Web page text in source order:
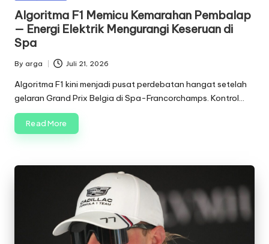
Algoritma F1 Memicu Kemarahan Pembalap
— Energi Elektrik Mengurangi Keseruan di
Spa
Posted
by
By arga Juli 21, 2026
Algoritma F1 kini menjadi pusat perdebatan hangat setelah
gelaran Grand Prix Belgia di Spa-Francorchamps. Kontrol…
Read More